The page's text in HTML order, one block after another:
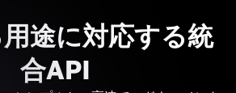
途に対応する統
合API